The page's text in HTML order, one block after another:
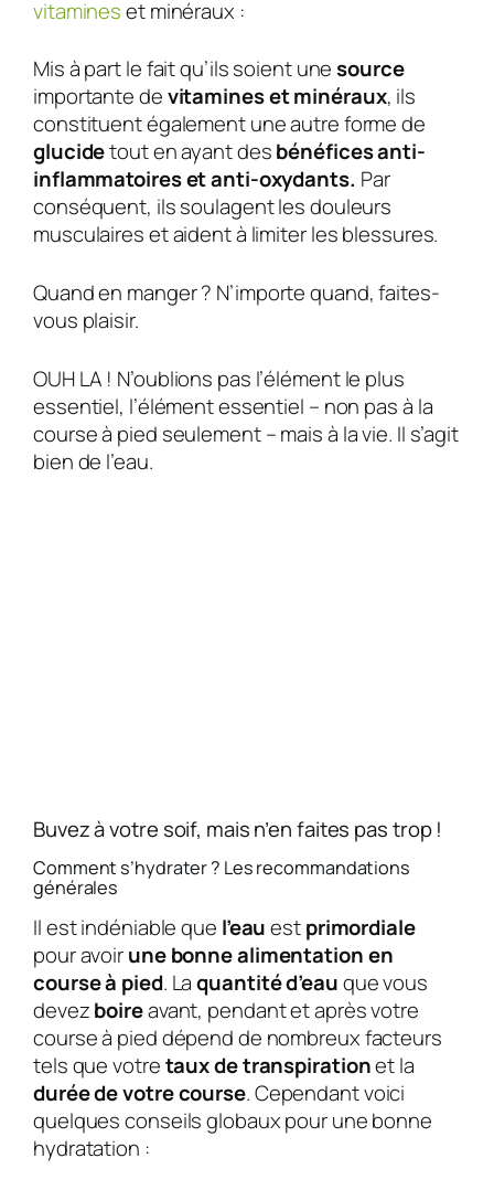
vitamineset minéraux :
Mis à part le fait qu’ils soient unesource
importante devitamines et minéraux, ils
constituent également une autre forme de
glucidetout en ayant desbénéfices anti-
inflammatoires et anti-oxydants. Par
conséquent, ils soulagent les douleurs
musculaires et aident à limiter les blessures.
Quand en manger ? N’importe quand, faites-
vous plaisir.
OUH LA ! N’oublions pas l’élément le plus
essentiel, l’élément essentiel – non pas à la
course à pied seulement – mais à la vie. Il s’agit
bien de l’eau.
Buvez à votre soif, mais n’en faites pas trop !
Comment s’hydrater ? Les recommandations
générales
Il est indéniable que l’eauestprimordiale
pour avoirune bonne alimentation en
course à pied. Laquantité d’eauque vous
devezboireavant, pendant et après votre
course à pied dépend de nombreux facteurs
tels que votretaux de transpirationet la
durée de votre course. Cependant voici
quelques conseils globaux pour une bonne
hydratation :